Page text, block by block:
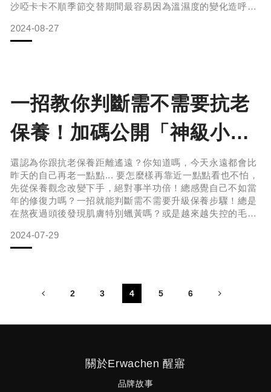
沙啞卡卡不順季節交替期間最容易因為溫濕度的變化造呼吸
外，睡前在床邊小桌放杯開水，平衡整夜冷氣的乾燥環境，
也能有效緩解起床喉嚨乾癢引起的不適症狀。
2024-08-27
一招教你判斷需不需要抗老
保養！加碼公開「神級小黑
瓶」的美肌配方，不要等臉
上的細紋冒出來才悔不當
初...
還認為你跟抗老保養距離遙遠？你知道嗎，今天永遠都會比
昨天的自己再老一點點... 要怎麼樣再靠近一點點看也不怕，
先從保養觀念改變下手，絕對事半功倍！總感覺自己不如當
年的修復力嗎？一招就能判斷需不需要升級保養步驟！總是
在熬夜過頭後發現肌膚特別蠟黃嗎？或是越來越失控的毛孔
善那些乾燥困擾？其實這一點一滴都在告訴你：「肌損害已
經悄悄找上你了...再不主動改變，下一步就是肌老化！」主
2024-07-29
2 3 4 5 6
關於Erwachen 醒寤
品牌故事